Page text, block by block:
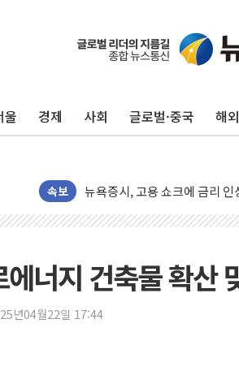
울 경제 사회 글로벌·중국 해
속보
민주, 오늘 제주·인천 경선 결
한상협, 업계 개인정보 보안
트럼프, 쿡 연준 이사 해임 재
유럽증시, 美 고용 예상 밖 부
[종합] 이슬람 수니파 3국, '공
트럼프, 백신·자폐증 행정명
美 항소법원, 백악관 무도회장
이란 핵심 원유 수출항 '하르
美 고용 쇼크에 엔화 장중 급
너지 건축물 확산
년04월22일 17:44